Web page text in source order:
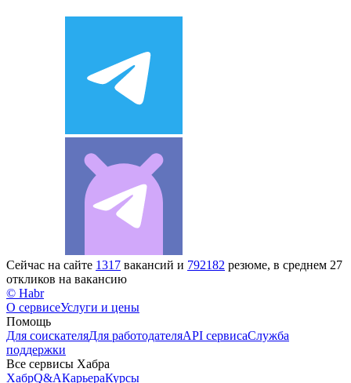
Сейчас на сайте 1317 вакансий и 792182 резюме, в среднем 27
откликов на вакансию
© Habr
О сервисеУслуги и цены
Помощь
Для соискателяДля работодателяAPI сервисаСлужба
поддержки
Все сервисы Хабра
ХабрQ&AКарьераКурсы